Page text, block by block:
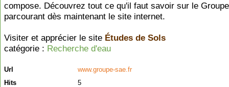
compose. Découvrez tout ce qu'il faut savoir sur le
parcourant dès maintenant le site internet.
Visiter et apprécier le site Études de Sols
catégorie : Recherche d'eau
Url
www.groupe-sae.fr
Hits
5